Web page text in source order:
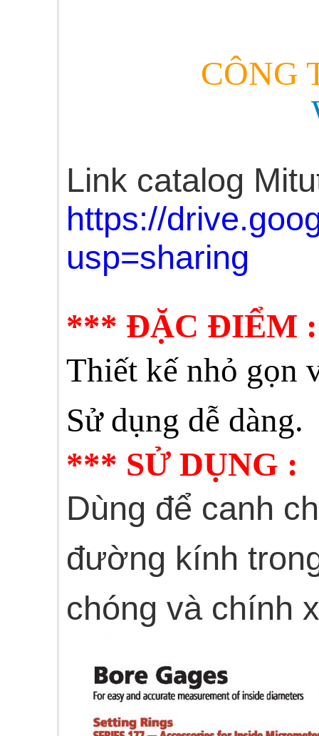
CÔNG
Link catalog
https://
usp=sharing
*** ĐẶC ĐIỂM :
Thiết kế nhỏ gọn
Sử dụng dễ dàng.
*** SỬ DỤNG :
Dùng để canh
đường kính
chóng và chính